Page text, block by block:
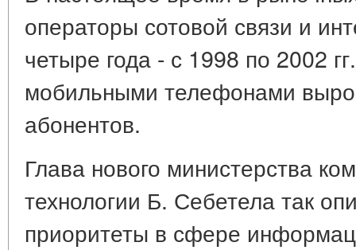
операторы сотовой связи и
четыре года - с 1998 по 2002
мобильными телефонами
абонентов.
Глава нового министерства
технологии Б. Себетела так
приоритеты в сфере